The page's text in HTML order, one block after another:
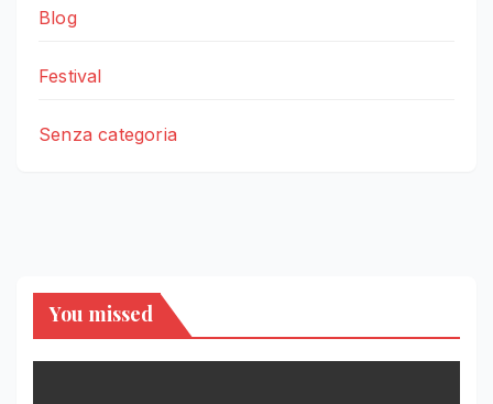
Blog
Festival
Senza categoria
You missed